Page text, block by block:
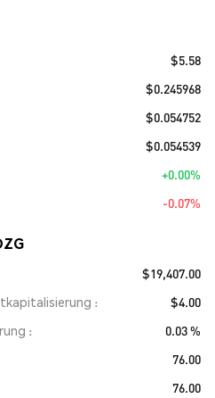
$5.58
$0.245968
$0.054752
$0.054539
+0.00%
-0.07%
$19,407.00
$4.00
0.03 %
76.00
76.00